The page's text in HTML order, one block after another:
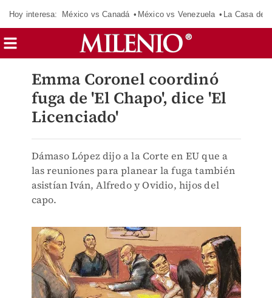
Hoy interesa: México vs Canadá México vs Venezuela La Casa de
Emma Coronel coordinó
fuga de 'El Chapo', dice 'El
Licenciado'
Dámaso López dijo a la Corte en EU que a
las reuniones para planear la fuga también
asistían Iván, Alfredo y Ovidio, hijos del
capo.